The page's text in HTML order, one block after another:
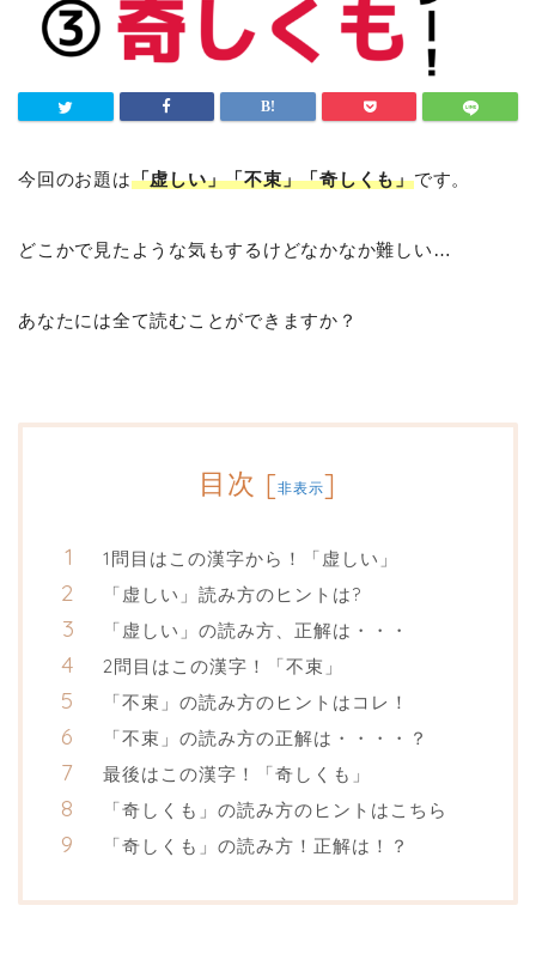
今回のお題は「虚しい」「不束」「奇しくも」です。
どこかで見たような気もするけどなかなか難しい…
あなたには全て読むことができますか？
目次 [非表示]
1問目はこの漢字から！「虚しい」
「虚しい」読み方のヒントは?
「虚しい」の読み方、正解は・・・
2問目はこの漢字！「不束」
「不束」の読み方のヒントはコレ！
「不束」の読み方の正解は・・・・？
最後はこの漢字！「奇しくも」
「奇しくも」の読み方のヒントはこちら
「奇しくも」の読み方！正解は！？